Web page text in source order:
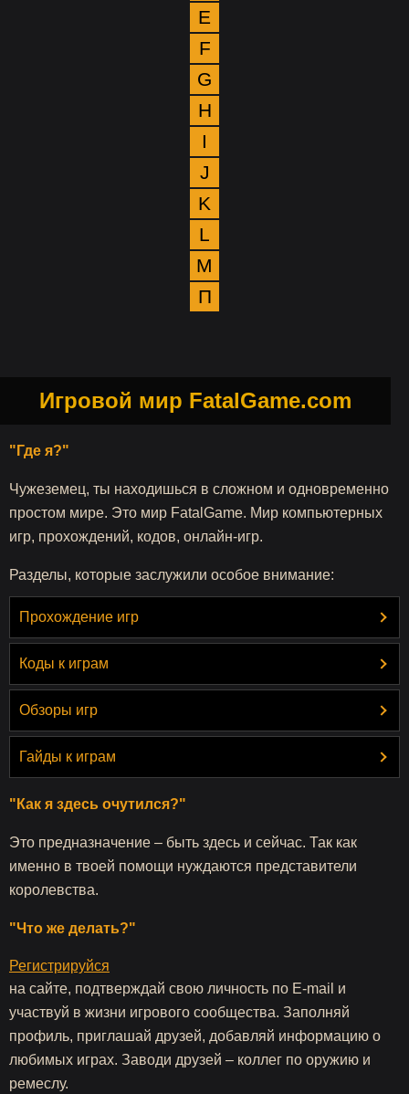
E
F
G
H
I
J
K
L
M
П
Игровой мир FatalGame.com
"Где я?"
Чужеземец, ты находишься в сложном и одновременно
простом мире. Это мир FatalGame. Мир компьютерных
игр, прохождений, кодов, онлайн-игр.
Разделы, которые заслужили особое внимание:
Прохождение игр
Коды к играм
Обзоры игр
Гайды к играм
"Как я здесь очутился?"
Это предназначение – быть здесь и сейчас. Так как
именно в твоей помощи нуждаются представители
королевства.
"Что же делать?"
Регистрируйся
на сайте, подтверждай свою личность по E-mail и
участвуй в жизни игрового сообщества. Заполняй
профиль, приглашай друзей, добавляй информацию о
любимых играх. Заводи друзей – коллег по оружию и
ремеслу.